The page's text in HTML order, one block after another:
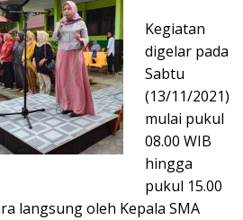
Kegiatan
digelar pada
Sabtu
(13/11/2021)
mulai pukul
08.00 WIB
hingga
pukul 15.00
langsung oleh Kepala SMA